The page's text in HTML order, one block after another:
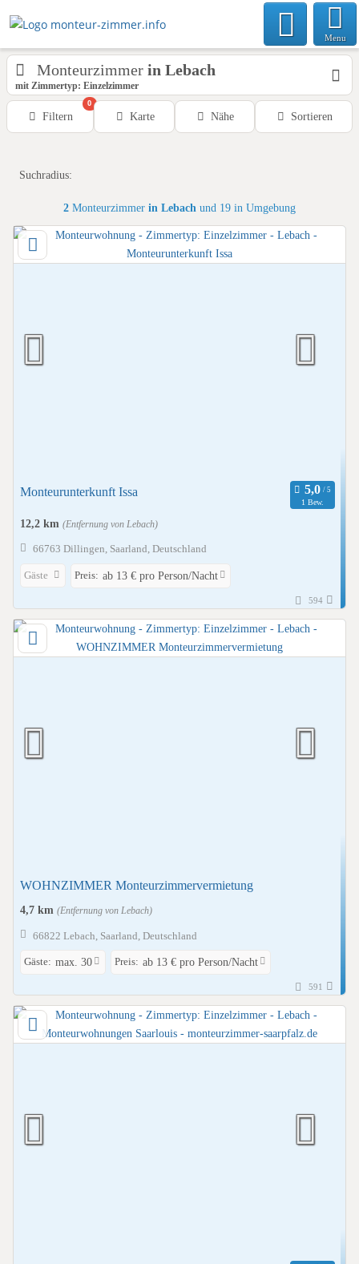
Menu
Monteurzimmer in Lebach
mit Zimmertyp: Einzelzimmer
Filtern
0
Karte Nähe Sortieren
Suchradius:
2 Monteurzimmer in Lebach und 19 in Umgebung
Monteurunterkunft Issa
1 Bew.
12,2 km (Entfernung von Lebach)
66763 Dillingen, Saarland, Deutschland
Gäste Preis: ab 13 € pro Person/Nacht
594
WOHNZIMMER Monteurzimmervermietung
4,7 km (Entfernung von Lebach)
66822 Lebach, Saarland, Deutschland
Gäste: max. 30 Preis: ab 13 € pro Person/Nacht
591